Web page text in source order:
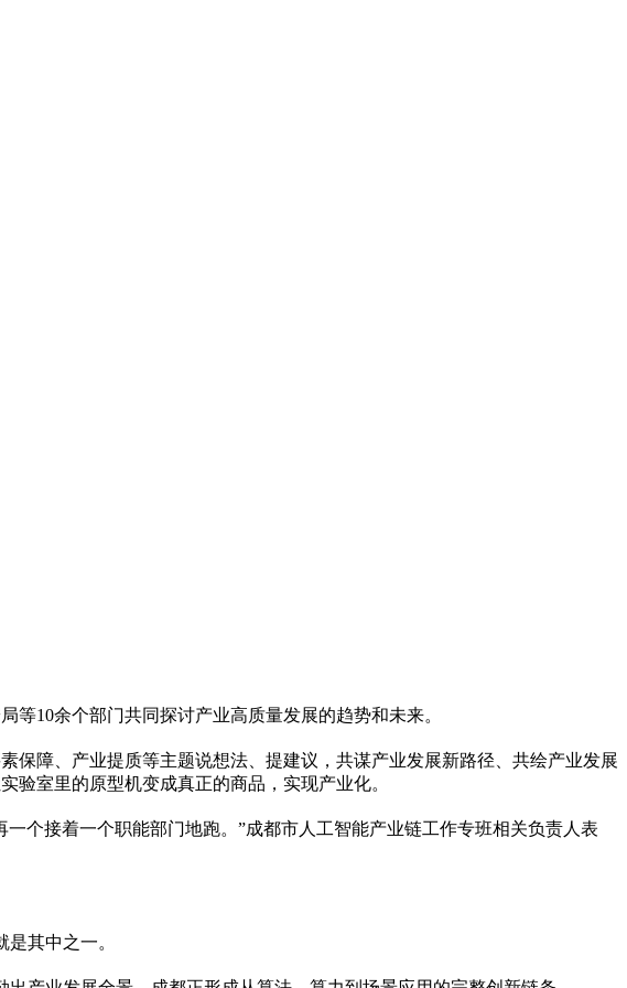
10余个部门共同探讨产业高质量发展的趋势和未来。
保障、产业提质等主题说想法、提建议，共谋产业发展新路径、共绘产业发展
验室里的原型机变成真正的商品，实现产业化。
个接着一个职能部门地跑。”成都市人工智能产业链工作专班相关负责人表
其中之一。